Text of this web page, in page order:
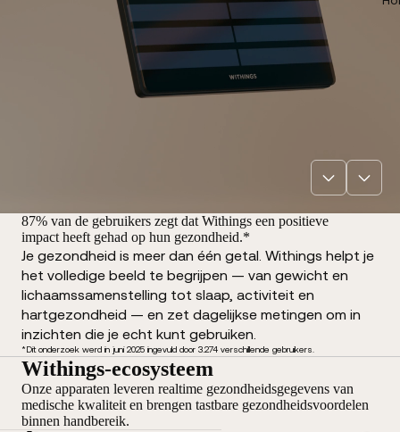
87% van de gebruikers zegt dat Withings een positieve
impact heeft gehad op hun gezondheid.*
Je gezondheid is meer dan één getal. Withings helpt je
het volledige beeld te begrijpen — van gewicht en
lichaamssamenstelling tot slaap, activiteit en
hartgezondheid — en zet dagelijkse metingen om in
inzichten die je echt kunt gebruiken.
*Dit onderzoek werd in juni 2025 ingevuld door 3.274 verschillende gebruikers.
Withings-ecosysteem
Onze apparaten leveren realtime gezondheidsgegevens van
medische kwaliteit en brengen tastbare gezondheidsvoordelen
binnen handbereik.